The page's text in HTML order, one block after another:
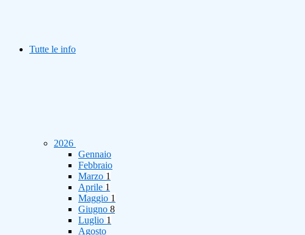
Tutte le info
2026
Gennaio
Febbraio
Marzo 1
Aprile 1
Maggio 1
Giugno 8
Luglio 1
Agosto